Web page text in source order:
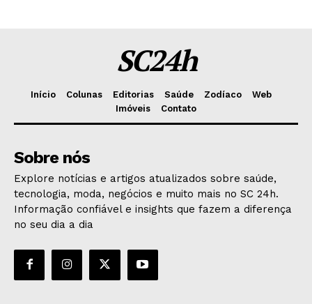
SC24h
Início Colunas Editorias Saúde Zodíaco
Web
Imóveis
Contato
Sobre nós
Explore notícias e artigos atualizados sobre saúde,
tecnologia, moda, negócios e muito mais no SC 24h.
Informação confiável e insights que fazem a diferença
no seu dia a dia